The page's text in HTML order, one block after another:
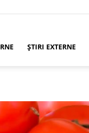
ȘTIRI EXTERNE